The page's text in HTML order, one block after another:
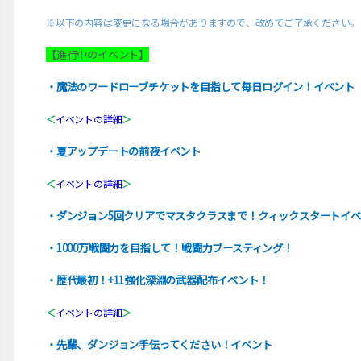
※以下の内容は変更になる場合がありますので、改めてご了承ください。
【進行中のイベント】
・魔法のワードローブチケットを目指して毎日ログイン！イベント
＜イベントの詳細＞
・夏アップデートの前夜イベント
＜イベントの詳細＞
・ダンジョン5回クリアでマスタクラスまで！クィックスタートイ
・1000万戦闘力を目指して！戦闘力ブースティング！
・歴代最初！+11強化深淵の武器配布イベント！
＜イベントの詳細＞
・先輩、ダンジョン手伝ってください！イベント